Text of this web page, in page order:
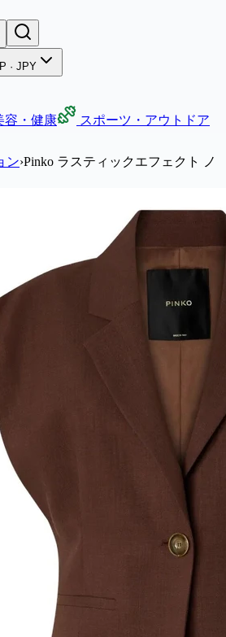
· JPY
容・健康
スポーツ・アウトドア
ン›Pinko ラスティックエフェクト ノ